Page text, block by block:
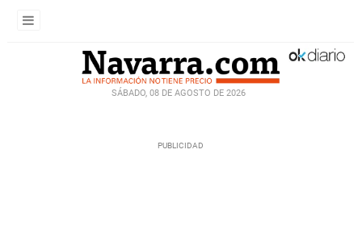
SÁBADO, 08 DE AGOSTO DE 2026